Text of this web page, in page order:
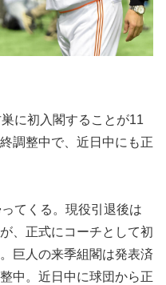
に初入閣することが11
調整中で、近日中にも正
てくる。現役引退後は
、正式にコーチとして初
巨人の来季組閣は発表済
中。近日中に球団から正